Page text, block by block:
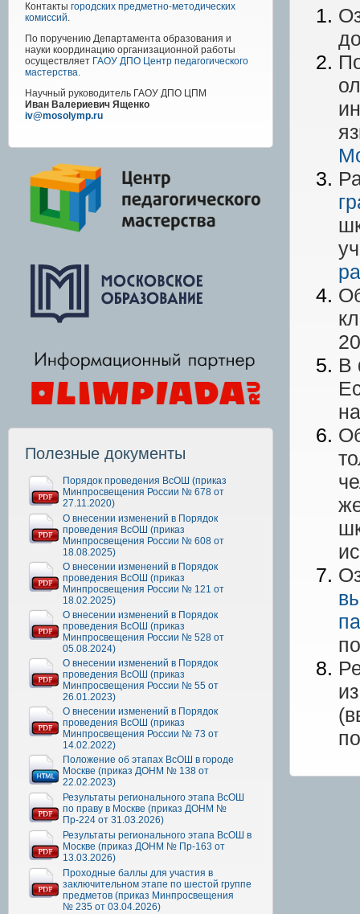
Контакты городских предметно-методических
комиссий.
По поручению Департамента образования и
науки координацию организационной работы
осуществляет ГАОУ ДПО Центр педагогического
мастерства.
Научный руководитель ГАОУ ДПО ЦПМ
Иван Валериевич Ященко
iv@mosolymp.ru
Полезные документы
Порядок проведения ВсОШ (приказ
Минпросвещения России № 678 от
27.11.2020)
О внесении изменений в Порядок
проведения ВсОШ (приказ
Минпросвещения России № 608 от
18.08.2025)
О внесении изменений в Порядок
проведения ВсОШ (приказ
Минпросвещения России № 121 от
18.02.2025)
О внесении изменений в Порядок
проведения ВсОШ (приказ
Минпросвещения России № 528 от
05.08.2024)
О внесении изменений в Порядок
проведения ВсОШ (приказ
Минпросвещения России № 55 от
26.01.2023)
О внесении изменений в Порядок
проведения ВсОШ (приказ
Минпросвещения России № 73 от
14.02.2022)
Положение об этапах ВсОШ в городе
Москве (приказ ДОНМ № 138 от
22.02.2023)
Результаты регионального этапа ВсОШ
по праву в Москве (приказ ДОНМ №
Пр-224 от 31.03.2026)
Результаты регионального этапа ВсОШ в
Москве (приказ ДОНМ № Пр-163 от
13.03.2026)
Проходные баллы для участия в
заключительном этапе по шестой группе
предметов (приказ Минпросвещения
№ 235 от 03.04.2026)
В